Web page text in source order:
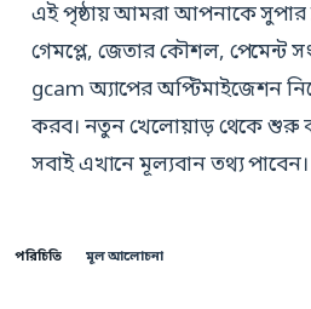
এই পৃষ্ঠায় আমরা আপনাকে সুপার
গেমপ্লে, জেতার কৌশল, পেমেন্ট
gcam অ্যাপের অপ্টিমাইজেশন
করব। নতুন খেলোয়াড় থেকে শুরু
সবাই এখানে মূল্যবান তথ্য পাবেন।
পরিচিতি মূল আলোচনা